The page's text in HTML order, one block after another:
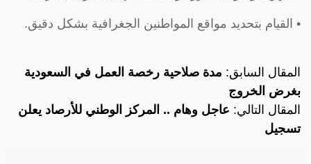
• القيام بتحديد مواقع المواطنين الجغرافية بشكل دقيق.
المقال السابق: مدة صلاحية رخصة العمل في السعودية
بغرض الخروج
المقال التالي: عاجل وهام .. المركز الوطني للأرصاد يعلن
تسجيل